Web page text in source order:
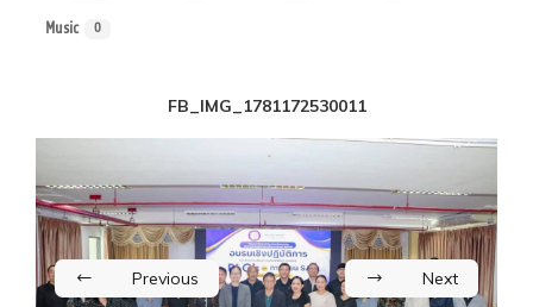
Music 0
FB_IMG_1781172530011
Previous Next